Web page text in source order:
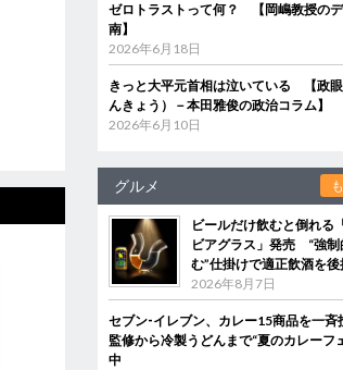
ゼロトラストって何？ 【岡嶋教授の
南】
2026年6月18日
きっと大平元首相は泣いている 【政
んきょう）－本田雅俊の政治コラム】
2026年6月10日
グルメ
ビールだけ飲むと倒れる
ビアグラス」発売 “強制
む”仕掛けで適正飲酒を後
2026年8月7日
セブン‐イレブン、カレー15商品を一
監修から冷製うどんまで“夏のカレーフ
中